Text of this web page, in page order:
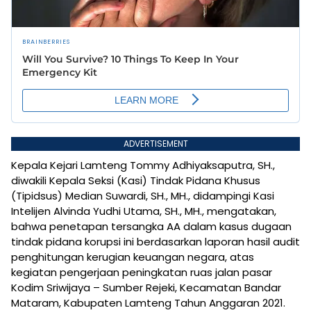
ADVERTISEMENT
Kepala Kejari Lamteng Tommy Adhiyaksaputra, SH.,
diwakili Kepala Seksi (Kasi) Tindak Pidana Khusus
(Tipidsus) Median Suwardi, SH., MH., didampingi Kasi
Intelijen Alvinda Yudhi Utama, SH., MH., mengatakan,
bahwa penetapan tersangka AA dalam kasus dugaan
tindak pidana korupsi ini berdasarkan laporan hasil audit
penghitungan kerugian keuangan negara, atas
kegiatan pengerjaan peningkatan ruas jalan pasar
Kodim Sriwijaya – Sumber Rejeki, Kecamatan Bandar
Mataram, Kabupaten Lamteng Tahun Anggaran 2021.